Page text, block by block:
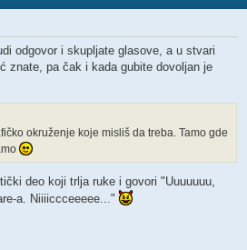
odgovor i skupljate glasove, a u stvari
znate, pa čak i kada gubite dovoljan je
okruženje koje misliš da treba. Tamo gde
deo koji trlja ruke i govori "Uuuuuuu,
a. Niiiiccceeeee..."